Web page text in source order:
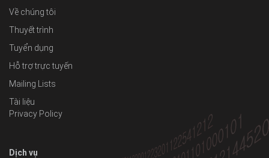
Về chúng tôi
Thuyết trình
Tuyển dụng
Hỗ trợ trực tuyến
Mailing Lists
Tài liệu
Privacy Policy
Dịch vụ